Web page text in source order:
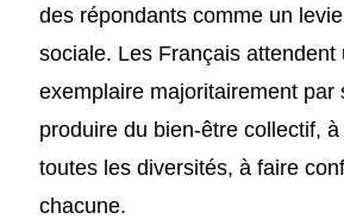
des répondants comme un
sociale. Les Français attendent
exemplaire majoritairement par
produire du bien-être collectif,
toutes les diversités, à faire
chacune.